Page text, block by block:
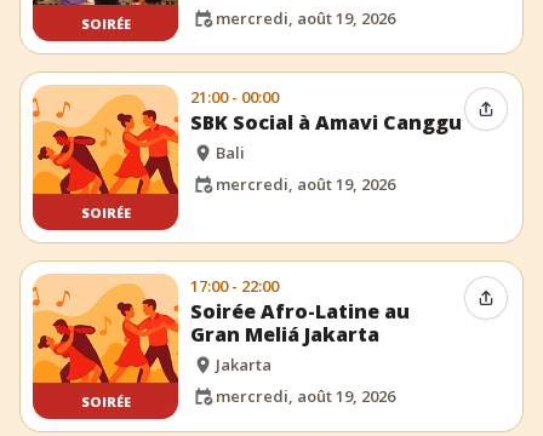
SOIRÉE
mercredi, août 19, 2026
SOIRÉE
21:00 - 00:00
SBK Social à Amavi Canggu
Bali
mercredi, août 19, 2026
SOIRÉE
17:00 - 22:00
Soirée Afro-Latine au
Gran Meliá Jakarta
Jakarta
mercredi, août 19, 2026